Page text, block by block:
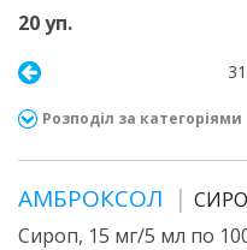
20 уп.
Розподіл за категоріями
АМБРОКСОЛ
Сироп, 15 мг/5 мл по